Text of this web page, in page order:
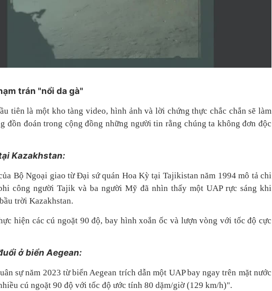
trán "nổi da gà"
tiên là một kho tàng video, hình ảnh và lời chứng thực chắc chắn sẽ làm
đồn đoán trong cộng đồng những người tin rằng chúng ta không đơn độc
Kazakhstan:
Bộ Ngoại giao từ Đại sứ quán Hoa Kỳ tại Tajikistan năm 1994 mô tả chi
công người Tajik và ba người Mỹ đã nhìn thấy một UAP rực sáng khi
trời Kazakhstan.
hiện các cú ngoặt 90 độ, bay hình xoắn ốc và lượn vòng với tốc độ cực
ở biển Aegean:
sự năm 2023 từ biển Aegean trích dẫn một UAP bay ngay trên mặt nước
cú ngoặt 90 độ với tốc độ ước tính 80 dặm/giờ (129 km/h)".